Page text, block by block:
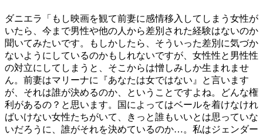
ダニエラ「もし映画を観て前妻に感情移入してしまう女性が
いたら、今まで男性や他の人から差別された経験はないのか
聞いてみたいです。もしかしたら、そういった差別に気づか
ないようにしているのかもしれないですが、女性性と男性性
の対立にしてしまうと、そこからは憎しみしか生まれませ
ん。前妻はマリーナに『あなたは女ではない』と言います
が、それは誰が決めるのか、ということですよね。どんな権
利があるの？と思います。国によってはベールを着けなけれ
ばいけない女性たちがいて、きっと誰もいいとは思っていな
いだろうに、誰がそれを決めているのか…。私はジェンダー